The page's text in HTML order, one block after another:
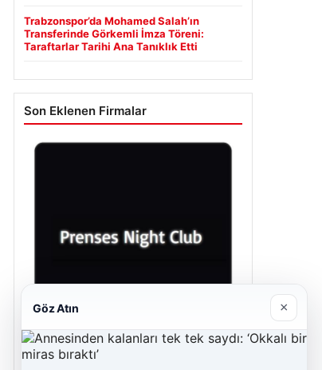
Trabzonspor’da Mohamed Salah’ın
Transferinde Görkemli İmza Töreni:
Taraftarlar Tarihi Ana Tanıklık Etti
Son Eklenen Firmalar
Göz Atın ×